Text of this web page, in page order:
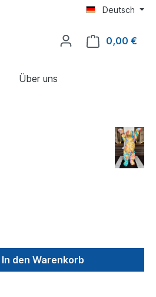
Deutsch
0,00 €
Über uns
In den Warenkorb